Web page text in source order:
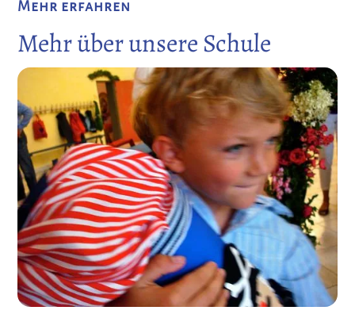
Mehr erfahren
Mehr über unsere Schule